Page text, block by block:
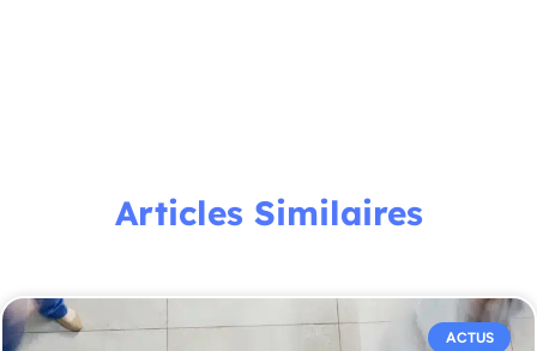
Articles Similaires
ACTUS